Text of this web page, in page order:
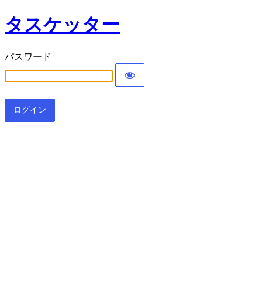
タスケッター
パスワード